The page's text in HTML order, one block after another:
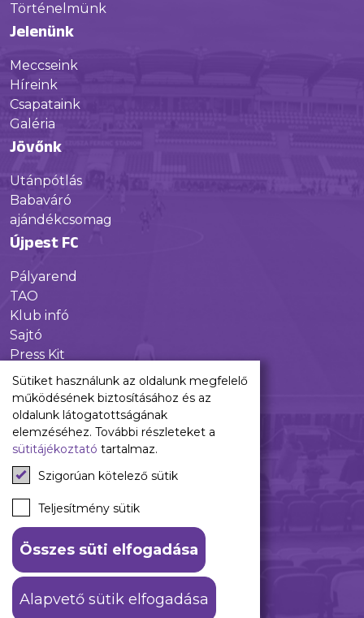
Történelmünk
Jelenünk
Meccseink
Híreink
Csapataink
Galéria
Jövőnk
Utánpótlás
Babaváró
ajándékcsomag
Újpest FC
Pályarend
TAO
Klub infó
Sajtó
Press Kit
Újpest FC Shop
Digitális felületeink
Facebook
Instagram
Tiktok
Youtube
Spotify
ÁSZF
Adatkezelési tájékoztató
© 2026 Újpest FC. #hajrálilák
Sütiket használunk az oldalunk megfelelő
működésének biztosításához és az
oldalunk látogatottságának
elemzéséhez. További részleteket a
sütitájékoztató tartalmaz.
Szigorúan kötelező sütik
Teljesítmény sütik
Összes süti elfogadása
Alapvető sütik elfogadása